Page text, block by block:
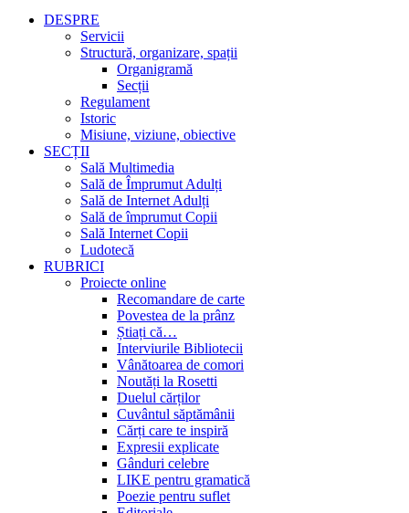
DESPRE
Servicii
Structură, organizare, spații
Organigramă
Secții
Regulament
Istoric
Misiune, viziune, obiective
SECȚII
Sală Multimedia
Sală de Împrumut Adulți
Sală de Internet Adulți
Sală de împrumut Copii
Sală Internet Copii
Ludotecă
RUBRICI
Proiecte online
Recomandare de carte
Povestea de la prânz
Știați că…
Interviurile Bibliotecii
Vânătoarea de comori
Noutăți la Rosetti
Duelul cărților
Cuvântul săptămânii
Cărți care te inspiră
Expresii explicate
Gânduri celebre
LIKE pentru gramatică
Poezie pentru suflet